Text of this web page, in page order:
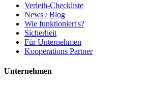
Verleih-Checkliste
News / Blog
Wie funktioniert's?
Sicherheit
Für Unternehmen
Kooperations Partner
Unternehmen